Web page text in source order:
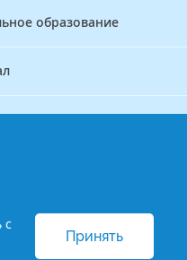
образование
образование
центр
с
Принять